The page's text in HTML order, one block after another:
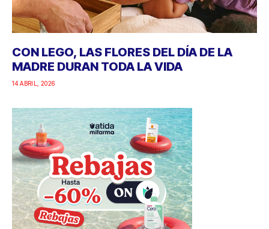
CON LEGO, LAS FLORES DEL DÍA DE LA
MADRE DURAN TODA LA VIDA
14 ABRIL, 2026